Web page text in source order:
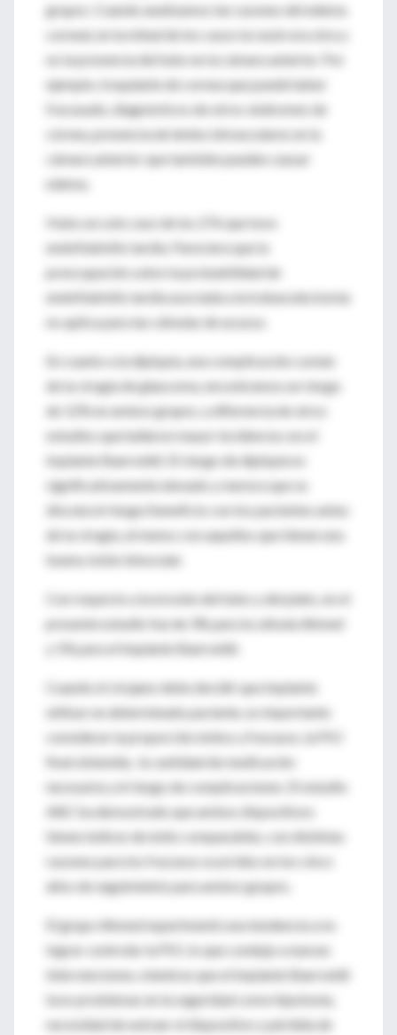
grupos. Cuando analizamos las razones del edema
corneal, en la mitad de los casos la razón era otra y
no la presencia del tubo en la cámara anterior. Por
ejemplo, trasplante de cornea que puede haber
fracasado, diagnósticos de otros síndromes de
córnea, presencia de lentes intraoculares en la
cámara anterior que también pueden causar
edema.
Hubo un solo caso de los 276 que tuvo
endoftalmitis tardía. Pareciera que la
preocupación sobre la probabilidad de
endoftalmitis tardía asociada a la trabaculectomía
no aplica para las válvulas de acuoso.
En cuanto a la diplopía, una complicación común
de la cirugía de glaucoma, encontramos un riesgo
de 12% en ambos grupos, a diferencia de otros
estudios que hallaron mayor incidencia con el
implante Baerveldt. El riesgo de diplopía es
significativamente elevado y merece que se
discuta el riesgo/beneficio con los pacientes antes
de la cirugía, al menos con aquellos que tienen una
buena visión binocular.
Con respecto a la erosión del tubo y del plato, en el
presente estudio fue de 3% para la válvula Ahmed
y 1% para el implante Baerveldt.
Cuando el cirujano debe decidir que implante
utilizar en determinado paciente, es importante
considerar la proporción éxitos y fracasos, la PIO
final obtenida, la cantidad de medicación
necesaria y el riesgo de complicaciones. El estudio
ABC ha demostrado que ambos dispositivos
tienen índices de éxito comparables, con distintas
razones para los fracasos ocurridos en los cinco
años de seguimiento para ambos grupos.
El grupo Ahmed experimentó una tendencia a no
lograr controlar la PIO, lo que condujo a nuevas
intervenciones, mientras que el implante Baerveldt
tuvo problemas en la seguridad como hipotonía,
necesidad de extraer el dispositivo y pérdida de